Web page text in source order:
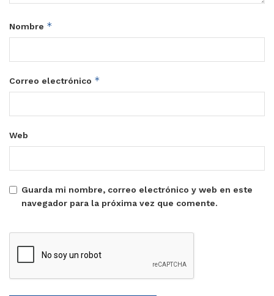
Nombre *
Correo electrónico *
Web
Guarda mi nombre, correo electrónico y web en este
navegador para la próxima vez que comente.